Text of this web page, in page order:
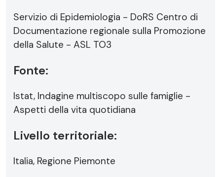
Servizio di Epidemiologia - DoRS Centro di
Documentazione regionale sulla Promozione
della Salute - ASL TO3
Fonte:
Istat, Indagine multiscopo sulle famiglie -
Aspetti della vita quotidiana
Livello territoriale:
Italia, Regione Piemonte